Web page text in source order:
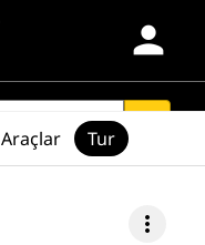
person
more_vert
Araçlar Tur